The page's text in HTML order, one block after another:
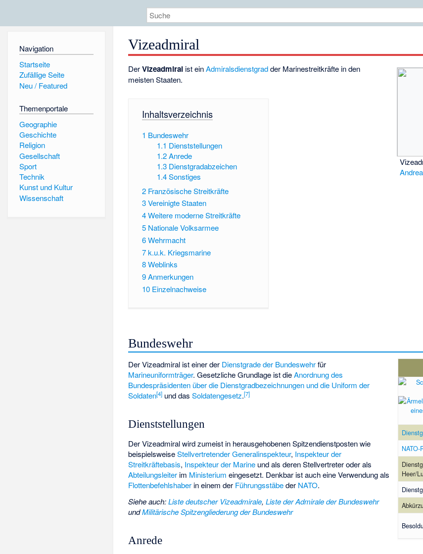
Navigation
Startseite
Zufällige Seite
Neu / Featured
Themenportale
Geographie
Geschichte
Religion
Gesellschaft
Sport
Technik
Kunst und Kultur
Wissenschaft
Vizeadmiral
DerVizeadmiral ist einAdmiralsdienstgradder Marinestreitkräfte in den
meisten Staaten.
Inhaltsverzeichnis
1 Bundeswehr
1.1 Dienststellungen
1.2 Anrede
1.3 Dienstgradabzeichen
1.4 Sonstiges
2 Französische Streitkräfte
3Vereinigte Staaten
4Weitere moderne Streitkräfte
5 Nationale Volksarmee
6Wehrmacht
7k.u.k. Kriegsmarine
8Weblinks
9Anmerkungen
10 Einzelnachweise
Bundeswehr
NATO-
Heer/
Der Vizeadmiral ist einer der Dienstgrade der Bundeswehrfür
Marineuniformträger. Gesetzliche Grundlage ist dieAnordnung des
Bundespräsidenten über die Dienstgradbezeichnungen und die Uniform der
Soldaten[4] und dasSoldatengesetz.[7]
Dienststellungen
Der Vizeadmiral wird zumeist in herausgehobenen Spitzendienstposten wie
beispielsweiseStellvertretender Generalinspekteur, Inspekteur der
Streitkräftebasis, Inspekteur der Marine und als deren Stellvertreter oder als
Abteilungsleiter im Ministerium eingesetzt. Denkbar ist auch eine Verwendung als
Flottenbefehlshaber in einem der Führungsstäbeder NATO.
Siehe auch:Liste deutscher Vizeadmirale,Liste der Admirale der Bundeswehr
undMilitärische Spitzengliederung der Bundeswehr
Anrede